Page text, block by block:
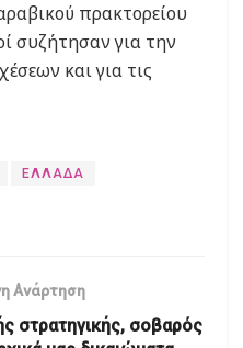
πρακτορείου
συζήτησαν για την
και για τις
ΕΛΛΑΔΑ
Ανάρτηση
στρατηγικής, σοβαρός